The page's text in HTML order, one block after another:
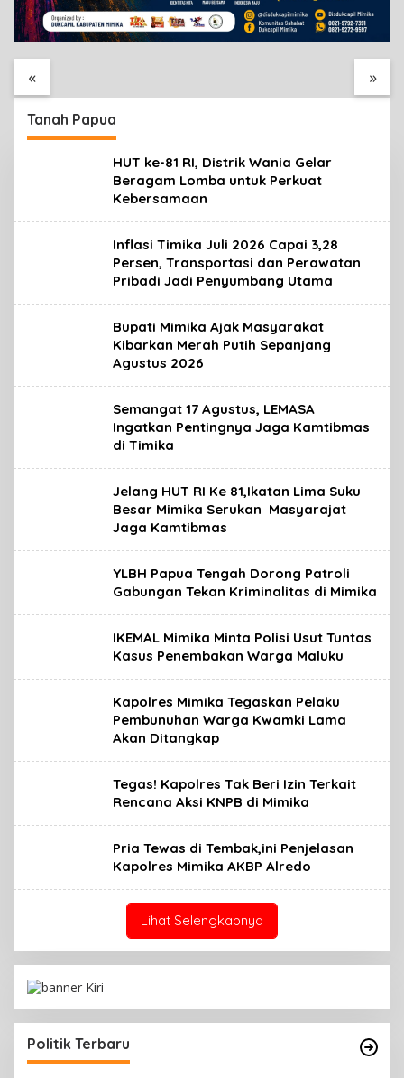
« »
Kemendagri Ingatkan
Pemkab Mimika: SPM
Bukan Sekadar
Laporan, Tapi Wujud
Nyata Pelayanan
Rakyat
Warga Palang Jalan
Cenderawasih SP2
Pemicunya
Tanah Papua
HUT ke-81 RI, Distrik Wania Gelar
Beragam Lomba untuk Perkuat
Kebersamaan
Inflasi Timika Juli 2026 Capai 3,28
Persen, Transportasi dan Perawatan
Pribadi Jadi Penyumbang Utama
Bupati Mimika Ajak Masyarakat
Kibarkan Merah Putih Sepanjang
Agustus 2026
Semangat 17 Agustus, LEMASA
Ingatkan Pentingnya Jaga Kamtibmas
di Timika
Jelang HUT RI Ke 81,Ikatan Lima Suku
Besar Mimika Serukan Masyarajat
Jaga Kamtibmas
YLBH Papua Tengah Dorong Patroli
Gabungan Tekan Kriminalitas di Mimika
IKEMAL Mimika Minta Polisi Usut Tuntas
Kasus Penembakan Warga Maluku
Kapolres Mimika Tegaskan Pelaku
Pembunuhan Warga Kwamki Lama
Akan Ditangkap
Tegas! Kapolres Tak Beri Izin Terkait
Rencana Aksi KNPB di Mimika
Pria Tewas di Tembak,ini Penjelasan
Kapolres Mimika AKBP Alredo
Lihat Selengkapnya
Politik Terbaru